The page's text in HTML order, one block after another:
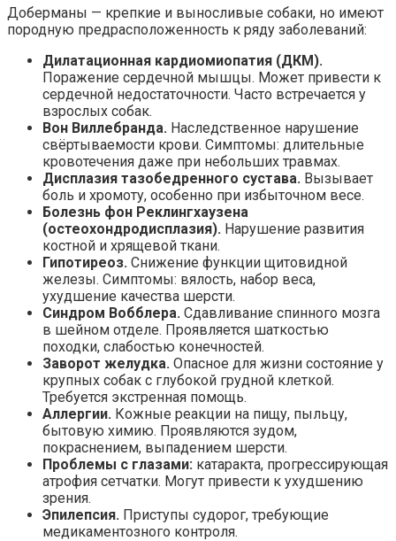
Доберманы — крепкие и выносливые собаки, но имеют
породную предрасположенность к ряду заболеваний:
Дилатационная кардиомиопатия (ДКМ).
Поражение сердечной мышцы. Может привести к
сердечной недостаточности. Часто встречается у
взрослых собак.
Вон Виллебранда. Наследственное нарушение
свёртываемости крови. Симптомы: длительные
кровотечения даже при небольших травмах.
Дисплазия тазобедренного сустава. Вызывает
боль и хромоту, особенно при избыточном весе.
Болезнь фон Реклингхаузена
(остеохондродисплазия). Нарушение развития
костной и хрящевой ткани.
Гипотиреоз. Снижение функции щитовидной
железы. Симптомы: вялость, набор веса,
ухудшение качества шерсти.
Синдром Вобблера. Сдавливание спинного мозга
в шейном отделе. Проявляется шаткостью
походки, слабостью конечностей.
Заворот желудка. Опасное для жизни состояние у
крупных собак с глубокой грудной клеткой.
Требуется экстренная помощь.
Аллергии. Кожные реакции на пищу, пыльцу,
бытовую химию. Проявляются зудом,
покраснением, выпадением шерсти.
Проблемы с глазами: катаракта, прогрессирующая
атрофия сетчатки. Могут привести к ухудшению
зрения.
Эпилепсия. Приступы судорог, требующие
медикаментозного контроля.